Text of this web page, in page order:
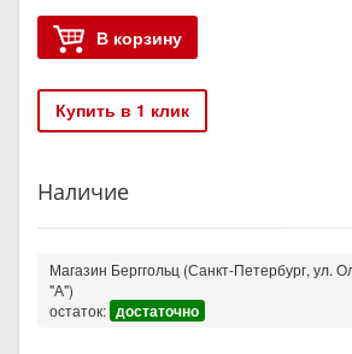
В корзину
Купить в 1 клик
Наличие
Магазин Берггольц (Санкт-Петербург, ул.
"А")
остаток: достаточно